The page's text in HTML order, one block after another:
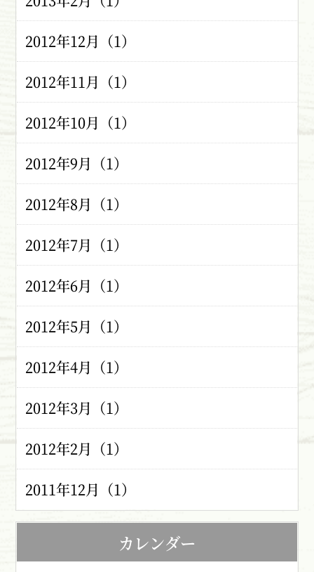
2012年12月（1）
2012年11月（1）
2012年10月（1）
2012年9月（1）
2012年8月（1）
2012年7月（1）
2012年6月（1）
2012年5月（1）
2012年4月（1）
2012年3月（1）
2012年2月（1）
2011年12月（1）
カレンダー